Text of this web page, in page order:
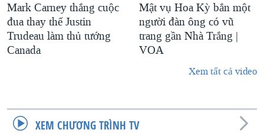
Mark Carney thắng cuộc
đua thay thế Justin
Trudeau làm thủ tướng
Canada
Mật vụ Hoa Kỳ bắn một
người đàn ông có vũ
trang gần Nhà Trắng |
VOA
Xem tất cả video
XEM CHƯƠNG TRÌNH TV